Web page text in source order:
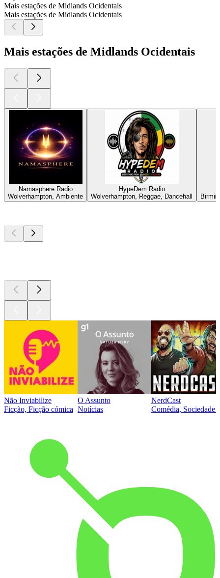
Mais estações de Midlands Ocidentais
Mais estações de Midlands Ocidentais
Mais estações de Midlands Ocidentais
Namasphere Radio
Wolverhampton, Ambiente
HypeDem Radio
Wolverhampton, Reggae, Dancehall
Não Inviabilize
Ficção, Ficção cómica
O Assunto
Notícias
NerdCast
Comédia, Sociedade